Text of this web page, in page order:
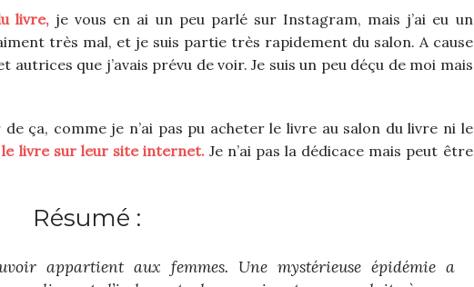
livre,je vous en ai un peu parlé sur Instagram, mais j’ai eu un
très mal, et je suis partie très rapidement du salon. A cause
autrices que j’avais prévu de voir. Je suis un peu déçu de moi mais
ça, comme je n’ai pas pu acheter le livre au salon du livre ni le
le livre sur leur site internet. Je n’ai pas la dédicace mais peut être
Résumé :
appartient aux femmes. Une mystérieuse épidémie a